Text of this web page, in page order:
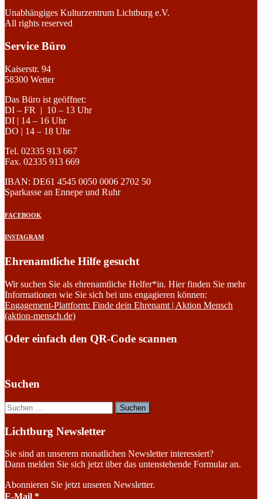
Unabhängiges Kulturzentrum Lichtburg e.V.
All rights reserved
Service Büro
Kaiserstr. 94
58300 Wetter
Das Büro ist geöffnet:
DI – FR | 10 – 13 Uhr
DI | 14 – 16 Uhr
DO | 14 – 18 Uhr
Tel. 02335 913 667
Fax. 02335 913 669
IBAN: DE61 4545 0050 0006 2702 50
Sparkasse an Ennepe und Ruhr
FACEBOOK
INSTAGRAM
Ehrenamtliche Hilfe gesucht
Wir suchen Sie als ehrenamtliche Helfer*in. Hier finden Sie mehr
Informationen wie Sie sich bei uns engagieren können:
Engagement-Plattform: Finde dein Ehrenamt | Aktion Mensch
(aktion-mensch.de)
Oder einfach den QR-Code scannen
Suchen
Suchen
nach:
Lichtburg Newsletter
Sie sind an unserem monatlichen Newsletter interessiert?
Dann melden Sie sich jetzt über das untenstehende Formular an.
Abonnieren Sie jetzt unseren Newsletter.
E-Mail *